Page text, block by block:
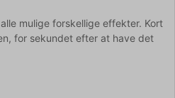
mulige forskellige effekter. Kort
for sekundet efter at have det